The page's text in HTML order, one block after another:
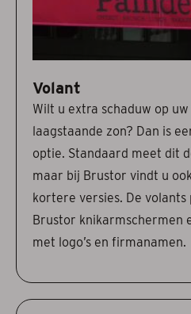
Volant
Wilt u extra schaduw op
laagstaande zon? Dan is
optie. Standaard meet dit
maar bij Brustor vindt u
kortere versies. De volants
Brustor knikarmschermen
met logo’s en firmanamen.